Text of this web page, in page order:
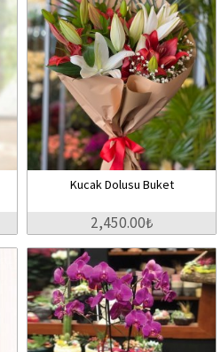
Kucak Dolusu Buket
2,450.00₺